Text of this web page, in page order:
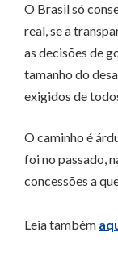
O Brasil só
real, se a
as decisões de
tamanho do
exigidos de
O caminho é
foi no passado,
concessões a
Leia também